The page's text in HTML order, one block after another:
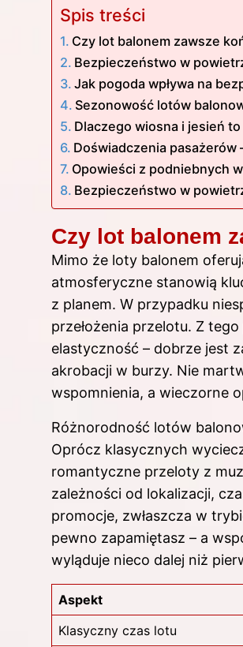
Spis treści
Czy lot balonem zawsze
Bezpieczeństwo w
Jak pogoda wpływa na
Sezonowość lotów
Dlaczego wiosna i jesień
Doświadczenia pasażerów
Opowieści z podniebnych
Bezpieczeństwo w
Czy lot balonem
Mimo że loty balonem
atmosferyczne stanowią
z planem. W przypadku
przełożenia przelotu. Z
elastyczność – dobrze jest
akrobacji w burzy. Nie
wspomnienia, a wieczorne
Różnorodność lotów
Oprócz klasycznych
romantyczne przeloty z
zależności od lokalizacji,
promocje, zwłaszcza w
pewno zapamiętasz – a
wyląduje nieco dalej niż
Aspekt
Klasyczny czas lotu